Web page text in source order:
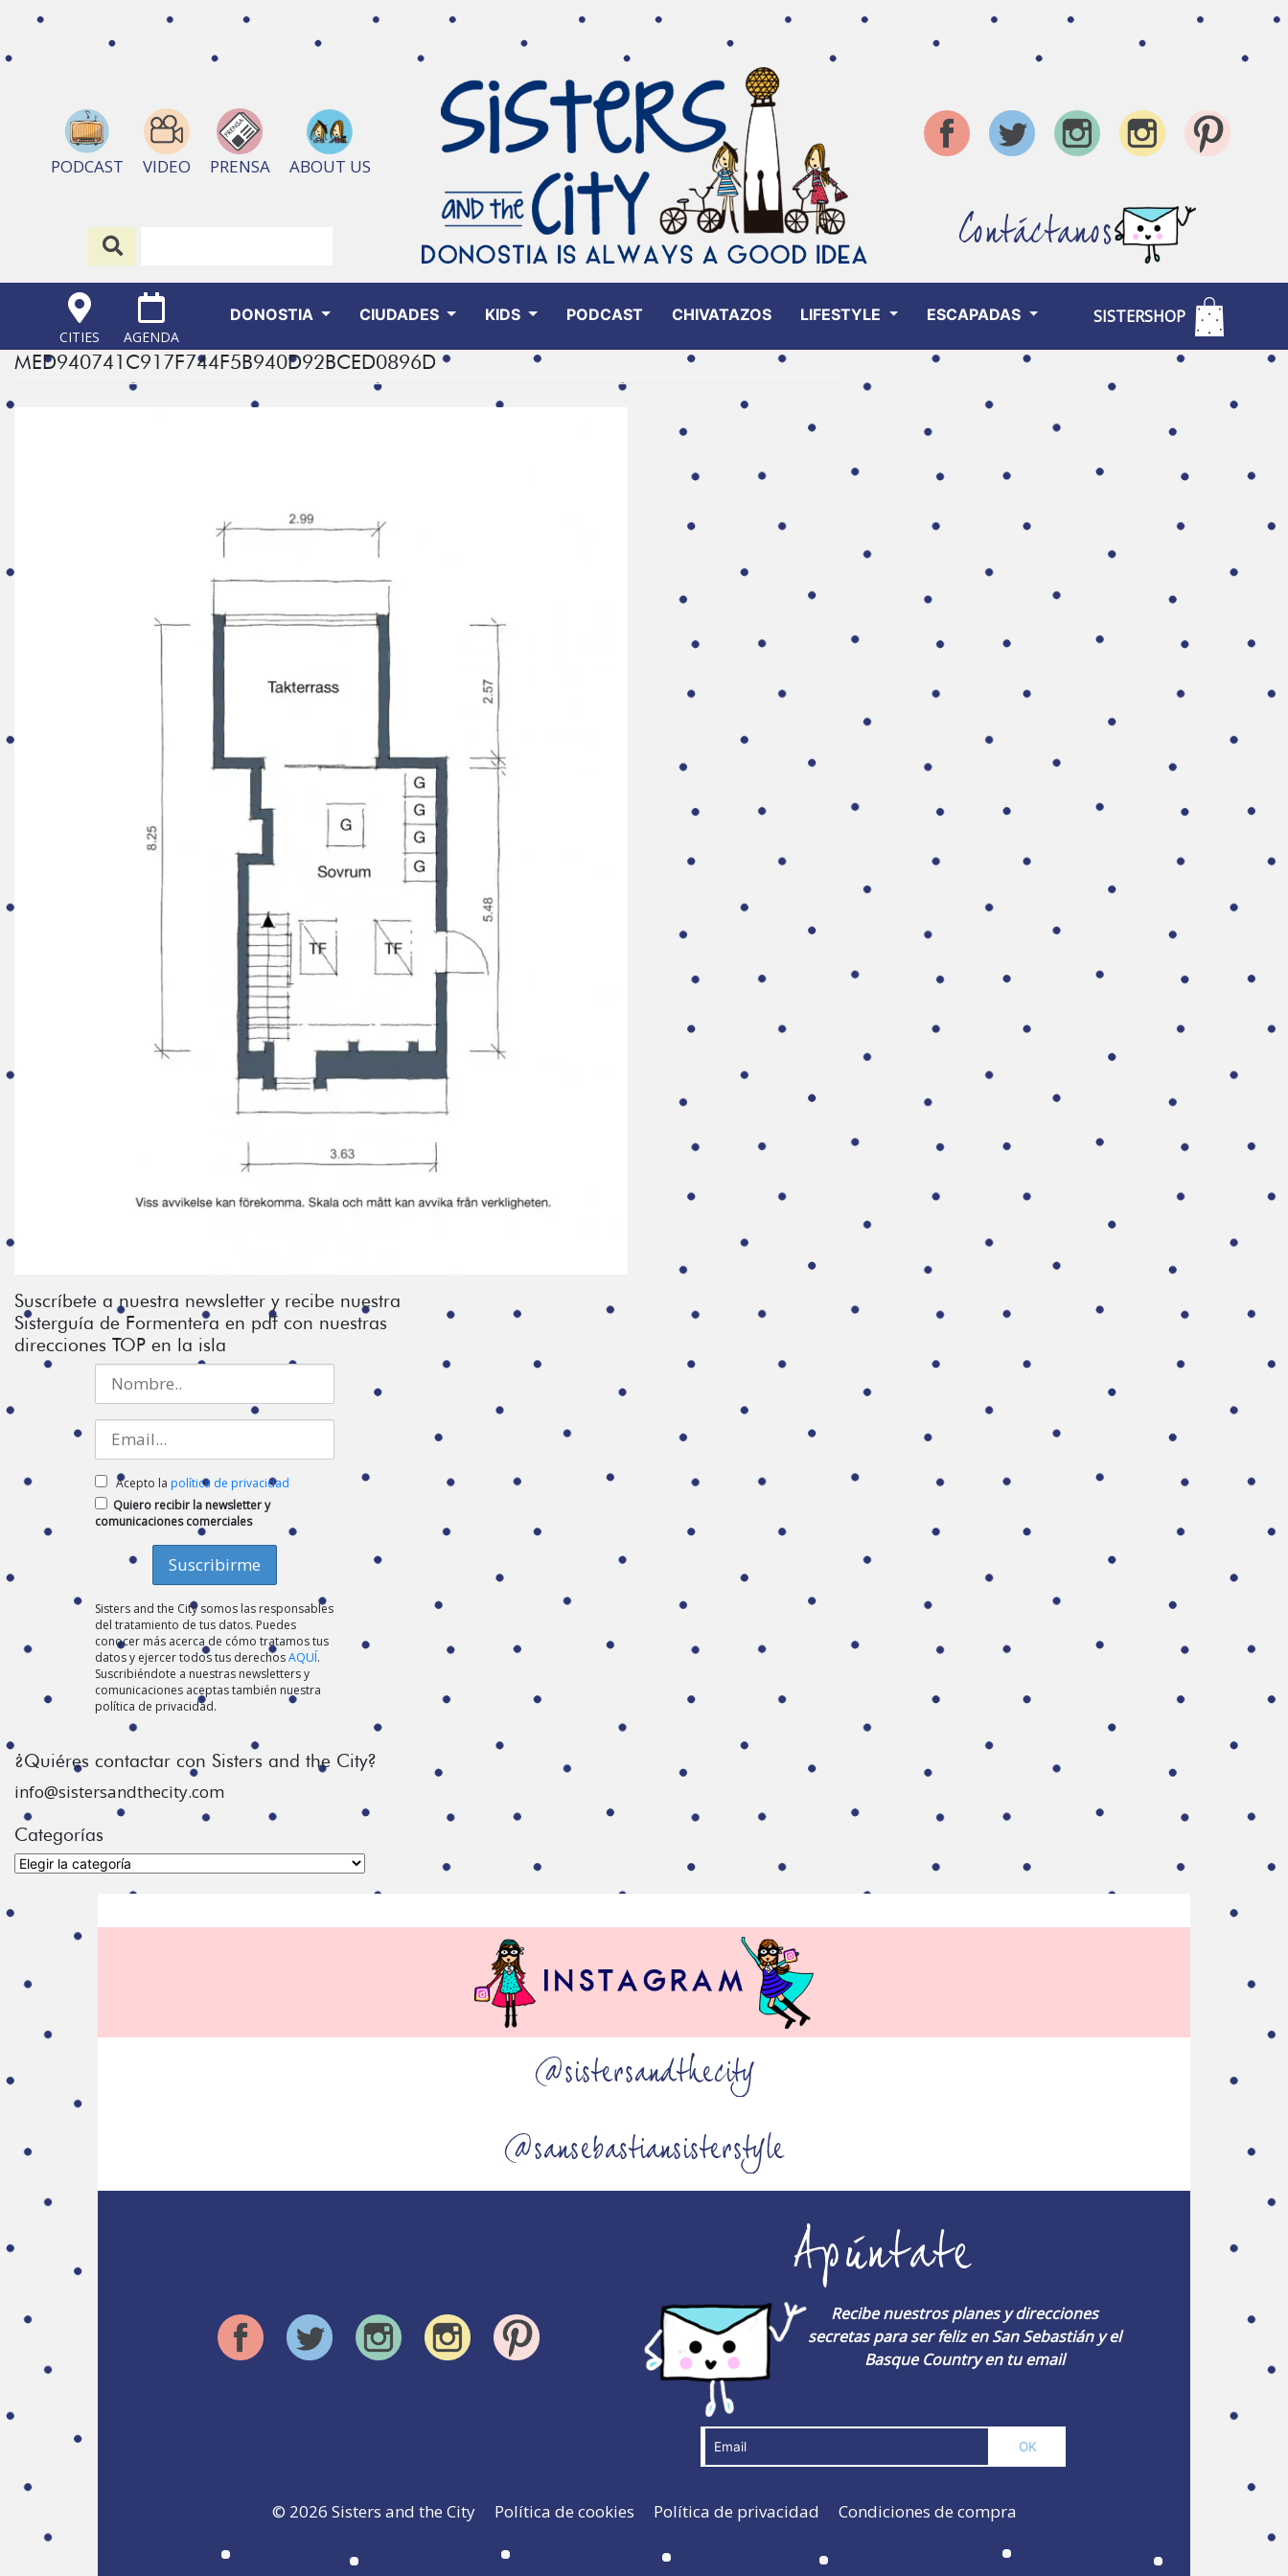
PODCAST VIDEO PRENSA ABOUT US
Contáctanos
CITIES AGENDA
DONOSTIA CIUDADES KIDS PODCAST CHIVATAZOS LIFESTYLE ESCAPADAS SISTERSHOP
MED940741C917F744F5B940D92BCED0896D
Suscríbete a nuestra newsletter y recibe nuestra
Sisterguía de Formentera en pdf con nuestras
direcciones TOP en la isla
Acepto la política de privacidad
Quiero recibir la newsletter y
comunicaciones comerciales
Sisters and the City somos las responsables
del tratamiento de tus datos. Puedes
conocer más acerca de cómo tratamos tus
datos y ejercer todos tus derechosAQUÍ.
Suscribiéndote a nuestras newsletters y
comunicaciones aceptas también nuestra
política de privacidad.
¿Quiéres contactar con Sisters and the City?
info@sistersandthecity.com
Categorías
Categorías
@sistersandthecity
@sansebastiansisterstyle
Apúntate
Recibe nuestros planes y direcciones
secretas para ser feliz en San Sebastián y el
Basque Country en tu email
© 2026 Sisters and the City Política de cookies Política de privacidad Condiciones de compra